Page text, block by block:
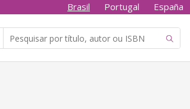
Brasil Portugal España